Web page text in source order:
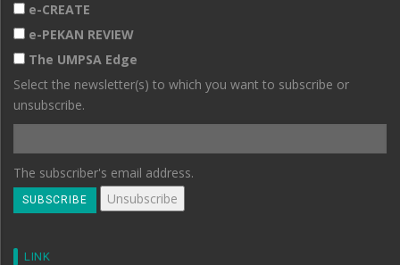
e-CREATE
e-PEKAN REVIEW
The UMPSA Edge
Select the newsletter(s) to which you want to subscribe or
unsubscribe.
The subscriber's email address.
LINK